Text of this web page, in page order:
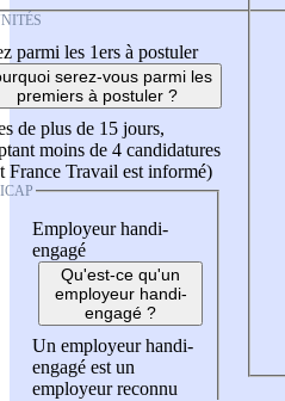
parmi les 1ers à postuler
serez-vous parmi les
premiers à postuler ?
de plus de 15 jours,
moins de 4 candidatures
France Travail est informé)
Employeur handi-
engagé
Qu'est-ce qu'un
employeur handi-
engagé ?
Un employeur handi-
engagé est un
employeur reconnu